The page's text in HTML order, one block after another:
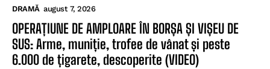
DRAMĂ august 7, 2026
OPERAȚIUNE DE AMPLOARE ÎN BORȘA ȘI VIȘEU DE
SUS: Arme, muniție, trofee de vânat și peste
6.000 de țigarete, descoperite (VIDEO)